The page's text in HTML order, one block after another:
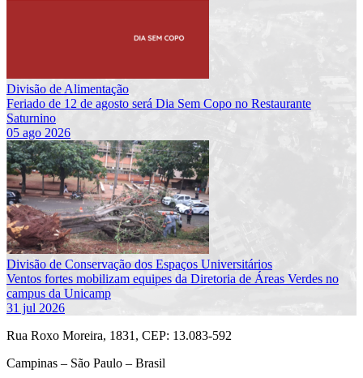
Divisão de Alimentação
Feriado de 12 de agosto será Dia Sem Copo no Restaurante
Saturnino
05 ago 2026
Divisão de Conservação dos Espaços Universitários
Ventos fortes mobilizam equipes da Diretoria de Áreas Verdes no
campus da Unicamp
31 jul 2026
Rua Roxo Moreira, 1831, CEP: 13.083-592
Campinas – São Paulo – Brasil